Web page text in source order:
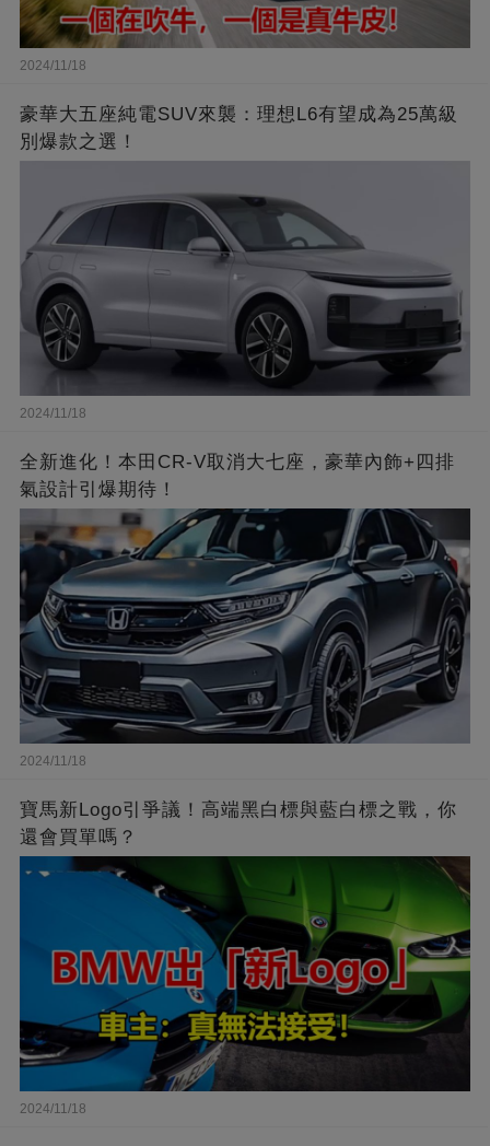
2024/11/18
豪華大五座純電SUV來襲：理想L6有望成為25萬級
別爆款之選！
2024/11/18
全新進化！本田CR-V取消大七座，豪華內飾+四排
氣設計引爆期待！
2024/11/18
寶馬新Logo引爭議！高端黑白標與藍白標之戰，你
還會買單嗎？
2024/11/18